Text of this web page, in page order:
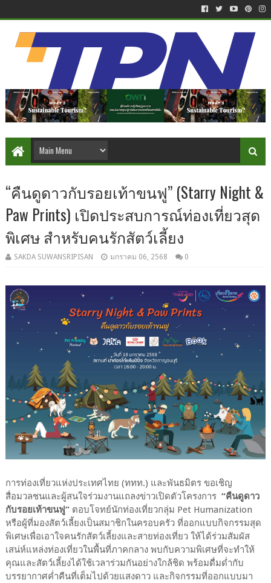
“คืนดูดาวกับรอยเท้าขนฟู” (Starry Night &
Paw Prints) เปิดประสบการณ์ท่องเที่ยวสุด
พิเศษ สำหรับคนรักสัตว์เลี้ยง
SAKDA SUWANSRIPISAN มกราคม 06, 2568 0
การท่องเที่ยวแห่งประเทศไทย (ททท.) และพันธมิตร ขอเชิญ
สื่อมวลชนและผู้สนใจร่วมงานแถลงข่าวเปิดตัวโครงการ “คืนดูดาว
กับรอยเท้าขนฟู”ตอบโจทย์นักท่องเที่ยวกลุ่ม Pet Humanization
หรือผู้ที่มองสัตว์เลี้ยงเป็นสมาชิกในครอบครัว ที่ออกแบบกิจกรรมสุด
พิเศษเพื่อเอาใจคนรักสัตว์เลี้ยงและสายท่องเที่ยว ให้ได้ร่วมสัมผัส
เสน่ห์แหล่งท่องเที่ยวในพื้นที่ภาคกลาง พบกับความพิเศษที่จะทำให้
คุณและสัตว์เลี้ยงได้ใช้เวลาร่วมกันอย่างใกล้ชิด พร้อมดื่มด่ำกับ
บรรยากาศค่ำคืนที่เต็มไปด้วยแสงดาว และกิจกรรมที่ออกแบบมา